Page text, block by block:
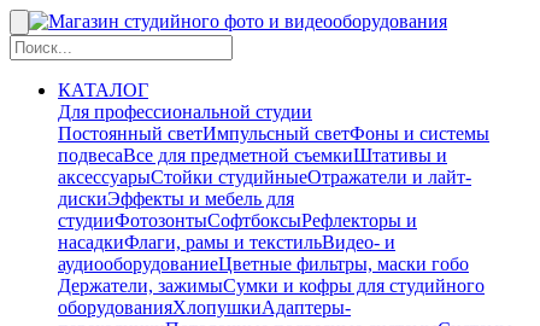
КАТАЛОГ
Для профессиональной студии
Постоянный светИмпульсный светФоны и системы
подвесаВсе для предметной съемкиШтативы и
аксессуарыСтойки студийныеОтражатели и лайт-
дискиЭффекты и мебель для
студииФотозонтыСофтбоксыРефлекторы и
насадкиФлаги, рамы и текстильВидео- и
аудиооборудованиеЦветные фильтры, маски гобо
Держатели, зажимыСумки и кофры для студийного
оборудованияХлопушкиАдаптеры-